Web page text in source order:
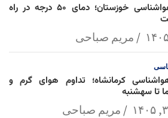
هشدار هواشناسی خوزستان؛ دمای ۵۰ درجه در راه
مریم صباحی
کرمانشاه؛ تداوم هوای گرم و
تا سهشنبه
مریم صباحی